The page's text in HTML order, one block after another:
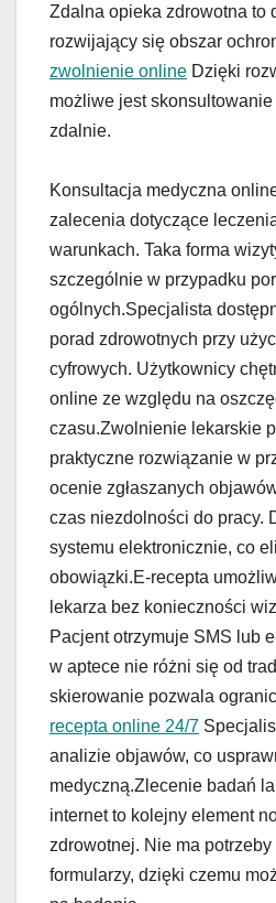
Zdalna opieka zdrowotna to
rozwijający się obszar
zwolnienie online Dzięki
możliwe jest
zdalnie.
Konsultacja medyczna
zalecenia dotyczące
warunkach. Taka forma
szczególnie w przypadku
ogólnych.Specjalista
porad zdrowotnych przy
cyfrowych. Użytkownicy
online ze względu na
czasu.Zwolnienie lekarskie
praktyczne rozwiązanie w
ocenie zgłaszanych
czas niezdolności do pracy.
systemu elektronicznie, co
obowiązki.E-recepta
lekarza bez konieczności
Pacjent otrzymuje SMS lub
w aptece nie różni się od
skierowanie pozwala
recepta online 24/7
analizie objawów, co
medyczną.Zlecenie badań
internet to kolejny element
zdrowotnej. Nie ma
formularzy, dzięki czemu